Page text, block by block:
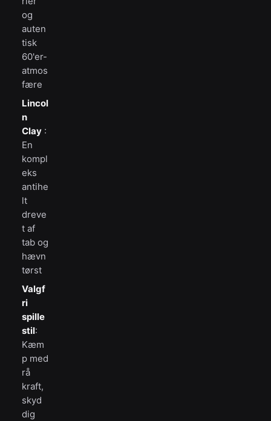
og
auten
tisk
60'er-
atmos
fære
Lincol
n
Clay :
En
kompl
eks
antihe
lt
dreve
t af
tab og
hævn
tørst
Valgf
ri
spille
stil:
Kæm
p med
rå
kraft,
skyd
dig